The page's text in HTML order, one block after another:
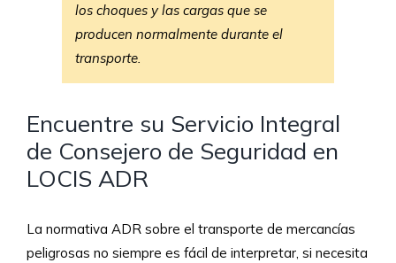
los choques y las cargas que se
producen normalmente durante el
transporte.
Encuentre su Servicio Integral
de Consejero de Seguridad en
LOCIS ADR
La normativa ADR sobre el transporte de mercancías
peligrosas no siempre es fácil de interpretar, si necesita